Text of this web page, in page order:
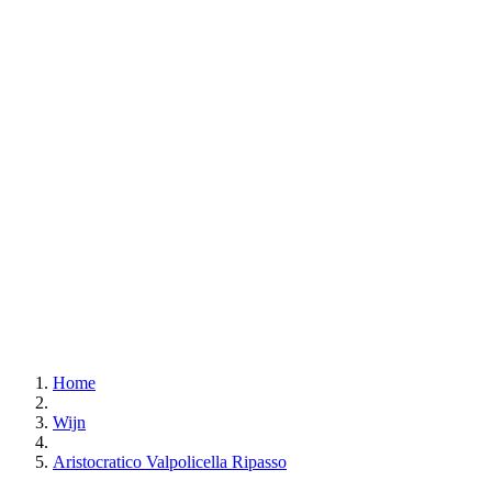
Home
Wijn
Aristocratico Valpolicella Ripasso